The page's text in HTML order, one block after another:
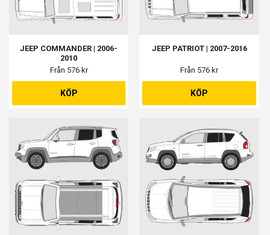
JEEP COMMANDER | 2006-
2010
Från 576 kr
KÖP
JEEP PATRIOT | 2007-2016
Från 576 kr
KÖP